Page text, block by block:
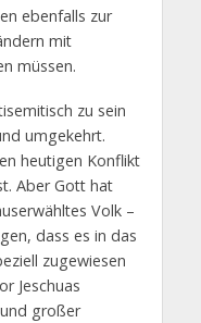
ebenfalls zur
mit
müssen.
zu sein
umgekehrt.
heutigen Konflikt
Aber Gott hat
Volk –
dass es in das
zugewiesen
Jeschuas
großer